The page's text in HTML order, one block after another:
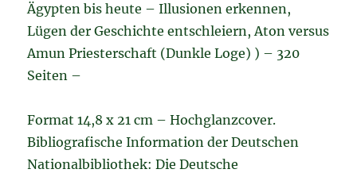
Ägypten bis heute – Illusionen erkennen,
Lügen der Geschichte entschleiern, Aton versus
Amun Priesterschaft (Dunkle Loge) ) – 320
Seiten –
Format 14,8 x 21 cm – Hochglanzcover.
Bibliografische Information der Deutschen
Nationalbibliothek: Die Deutsche